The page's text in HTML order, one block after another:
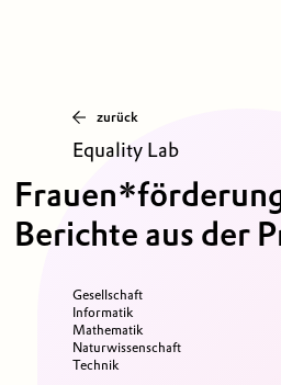
zurück
Equality Lab
Berichte aus der
Gesellschaft
Informatik
Mathematik
Naturwissenschaft
Technik